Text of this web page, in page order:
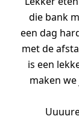
die bank
een dag
met de
is een
maken